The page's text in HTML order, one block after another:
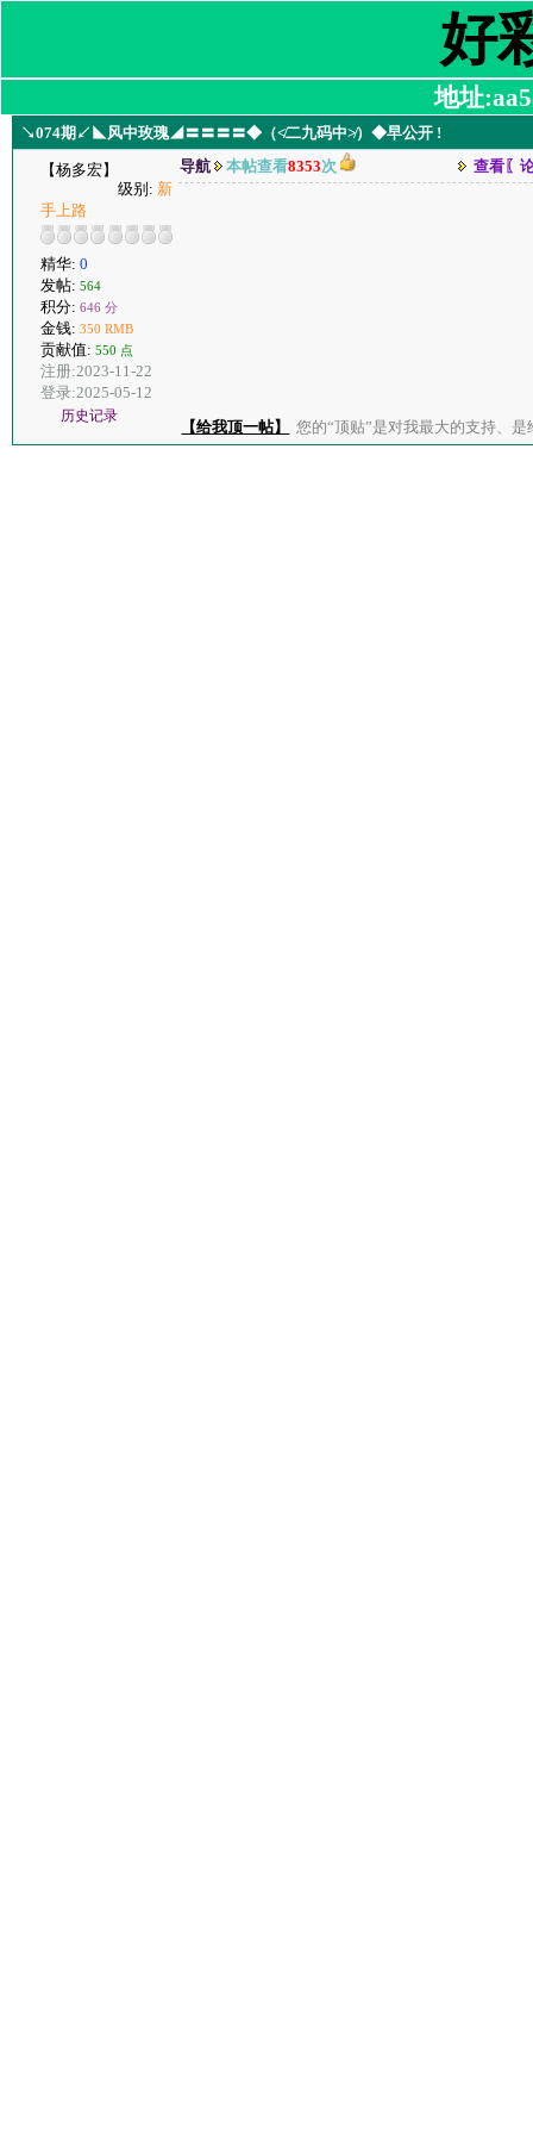
好
地址
↘074期↙◣风中玫瑰◢〓〓〓〓◆（≮二九码中≯）◆早公开 !
【杨多宏】
级别: 新
手上路
精华: 0
发帖: 564
积分: 646 分
金钱: 350 RMB
贡献值: 550 点
注册:2023-11-22
登录:2025-05-12
历史记录
导航 本帖查看8353次 查看〖
【给我顶一帖】 您的“顶贴”是对我最大的支持、